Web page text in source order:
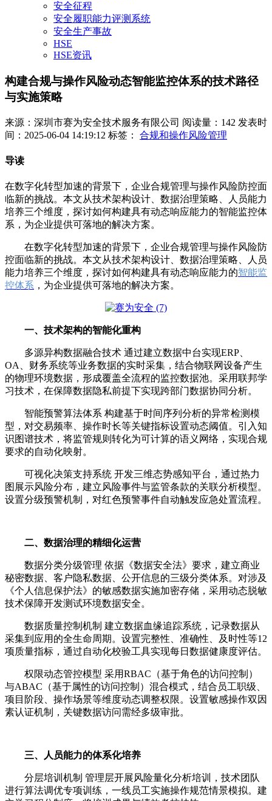
安全征程
安全履职能力评测系统
安全生产事故
HSE
HSE资讯
构建合规与操作风险动态智能监控体系的技术路径
与实施策略
来源：深圳市赛为安全技术服务有限公司 阅读量：142 发表时
间：2025-06-04 14:19:12 标签： 合规和操作风险管理
导读
在数字化转型加速的背景下，企业合规管理与操作风险防控面
临新的挑战。本文从技术架构设计、数据治理策略、人员能力
培养三个维度，探讨如何构建具有动态响应能力的智能监控体
系，为企业提供可落地的解决方案。
在数字化转型加速的背景下，企业合规管理与操作风险防
控面临新的挑战。本文从技术架构设计、数据治理策略、人员
能力培养三个维度，探讨如何构建具有动态响应能力的智能监
控体系 ，为企业提供可落地的解决方案。
一、技术架构的智能化重构
多源异构数据融合技术 通过建立数据中台实现ERP、
OA、财务系统等业务数据的实时采集，结合物联网设备产生
的物理环境数据，形成覆盖全流程的监控数据池。采用联邦学
习技术，在保障数据隐私前提下实现跨部门数据协同分析。
智能预警算法体系 构建基于时间序列分析的异常检测模
型，对交易频率、操作时长等关键指标设置动态阈值。引入知
识图谱技术，将监管规则转化为可计算的语义网络，实现合规
要求的自动化映射。
可视化决策支持系统 开发三维态势感知平台，通过热力
图展示风险分布，建立风险事件与监管条款的关联分析模型。
设置分级预警机制，对红色预警事件自动触发应急处置流程。
二、数据治理的精细化运营
数据分类分级管理 依据《数据安全法》要求，建立商业
秘密数据、客户隐私数据、公开信息的三级分类体系。对涉及
《个人信息保护法》的敏感数据实施加密存储，采用动态脱敏
技术保障开发测试环境数据安全。
数据质量控制机制 建立数据血缘追踪系统，记录数据从
采集到应用的全生命周期。设置完整性、准确性、及时性等12
项质量指标，通过自动化校验工具实现每日数据健康度评估。
权限动态管控模型 采用RBAC（基于角色的访问控制）
与ABAC（基于属性的访问控制）混合模式，结合员工职级、
项目阶段、操作场景等维度动态调整权限。设置敏感操作双因
素认证机制，关键数据访问需经多级审批。
三、人员能力的体系化培养
分层培训机制 管理层开展风险量化分析培训，技术团队
进行算法调优专项训练，一线员工实施操作规范情景模拟。建